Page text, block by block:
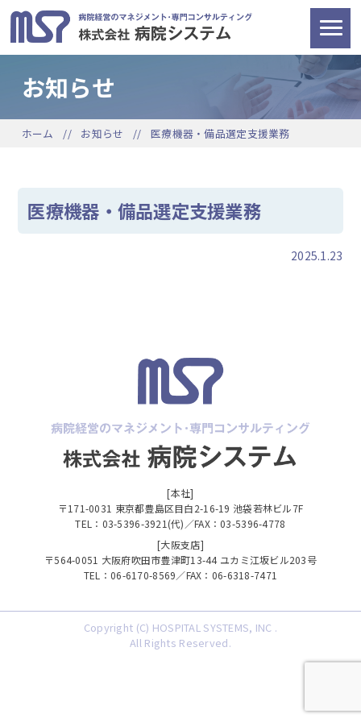
お知らせ
ホーム お知らせ 医療機器・備品選定支援業務
医療機器・備品選定支援業務
2025.1.23
[本社]
〒171-0031 東京都豊島区目白2-16-19 池袋若林ビル7F
TEL：03-5396-3921(代)／FAX：03-5396-4778
[大阪支店]
〒564-0051 大阪府吹田市豊津町13-44 ユカミ江坂ビル203号
TEL：06-6170-8569／FAX：06-6318-7471
Copyright (C) HOSPITAL SYSTEMS, INC .
All Rights Reserved.